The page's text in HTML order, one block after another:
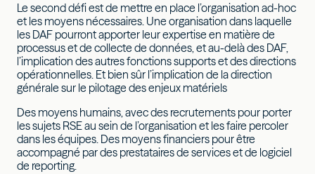
Le second défi est de mettre en place l’organisation ad-hoc
et les moyens nécessaires. Une organisation dans laquelle
les DAF pourront apporter leur expertise en matière de
processus et de collecte de données, et au-delà des DAF,
l’implication des autres fonctions supports et des directions
opérationnelles. Et bien sûr l’implication de la direction
générale sur le pilotage des enjeux matériels
Des moyens humains, avec des recrutements pour porter
les sujets RSE au sein de l’organisation et les faire percoler
dans les équipes. Des moyens financiers pour être
accompagné par des prestataires de services et de logiciel
de reporting.